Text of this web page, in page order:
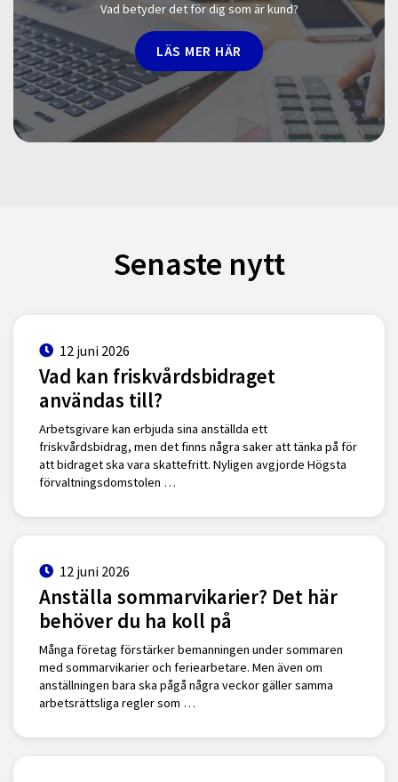
Vad betyder det för dig som är kund?
LÄS MER HÄR
Senaste nytt
12 juni 2026
Vad kan friskvårdsbidraget
användas till?
Arbetsgivare kan erbjuda sina anställda ett
friskvårdsbidrag, men det finns några saker att tänka på för
att bidraget ska vara skattefritt. Nyligen avgjorde Högsta
förvaltningsdomstolen …
12 juni 2026
Anställa sommarvikarier? Det här
behöver du ha koll på
Många företag förstärker bemanningen under sommaren
med sommarvikarier och feriearbetare. Men även om
anställningen bara ska pågå några veckor gäller samma
arbetsrättsliga regler som …